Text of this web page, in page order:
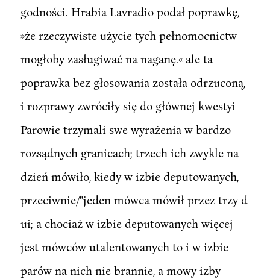
godności. Hrabia Lavradio podał poprawkę,
»że rzeczywiste użycie tych pełnomocnictw
mogłoby zasługiwać na naganę.« ale ta
poprawka bez głosowania została odrzuconą,
i rozprawy zwróciły się do głównej kwestyi
Parowie trzymali swe wyrażenia w bardzo
rozsądnych granicach; trzech ich zwykle na
dzień mówiło, kiedy w izbie deputowanych,
przeciwnie/''jeden mówca mówił przez trzy d
ui; a chociaż w izbie deputowanych więcej
jest mówców utalentowanych to i w izbie
parów na nich nie brannie, a mowy izby